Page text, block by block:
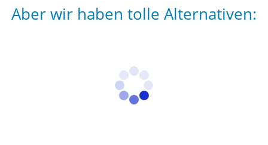
Aber wir haben tolle Alternativen: